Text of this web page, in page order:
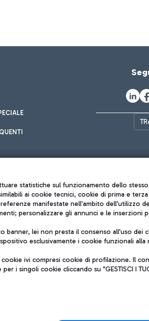
Roma FCO
L'aeroporto
QUALITÀ SOSTENIBILITÀ
statistiche sul funzionamento dello
ai cookie tecnici, cookie di prima e
manifestate nell'ambito dell'utilizzo
personalizzare gli annunci e le inserzioni
banner, lei non presta il consenso all'uso dei
esclusivamente i cookie funzionali alla
cookie ivi compresi cookie di profilazione. Il
i singoli cookie cliccando su "GESTISCI I